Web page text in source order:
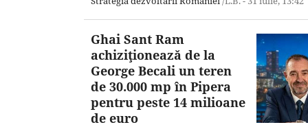
Ghai Sant Ram
achiziţionează de la
George Becali un teren
de 30.000 mp în Pipera
pentru peste 14 milioane
de euro